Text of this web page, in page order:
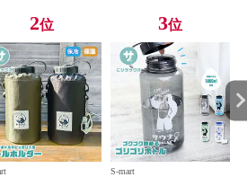
1410
2位 3位
S-mart